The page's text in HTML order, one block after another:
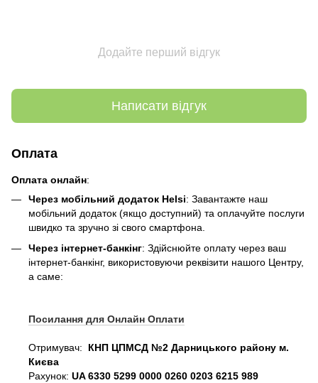
Додайте перший відгук
Написати відгук
Оплата
Оплата онлайн:
Через мобільний додаток Helsi: Завантажте наш
мобільний додаток (якщо доступний) та оплачуйте послуги
швидко та зручно зі свого смартфона.
Через інтернет-банкінг: Здійснюйте оплату через ваш
інтернет-банкінг, використовуючи реквізити нашого Центру,
а саме:
Посилання для Онлайн Оплати
Отримувач:
КНП ЦПМСД №2 Дарницького району м.
Києва
Рахунок: UA 6330 5299 0000 0260 0203 6215 989